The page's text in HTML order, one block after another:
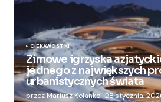
CIEKAWOSTKI
Zimowe igrzyska
jednego z największych
urbanistycznych świata
przez Mariusz Kolanko 28 stycznia,